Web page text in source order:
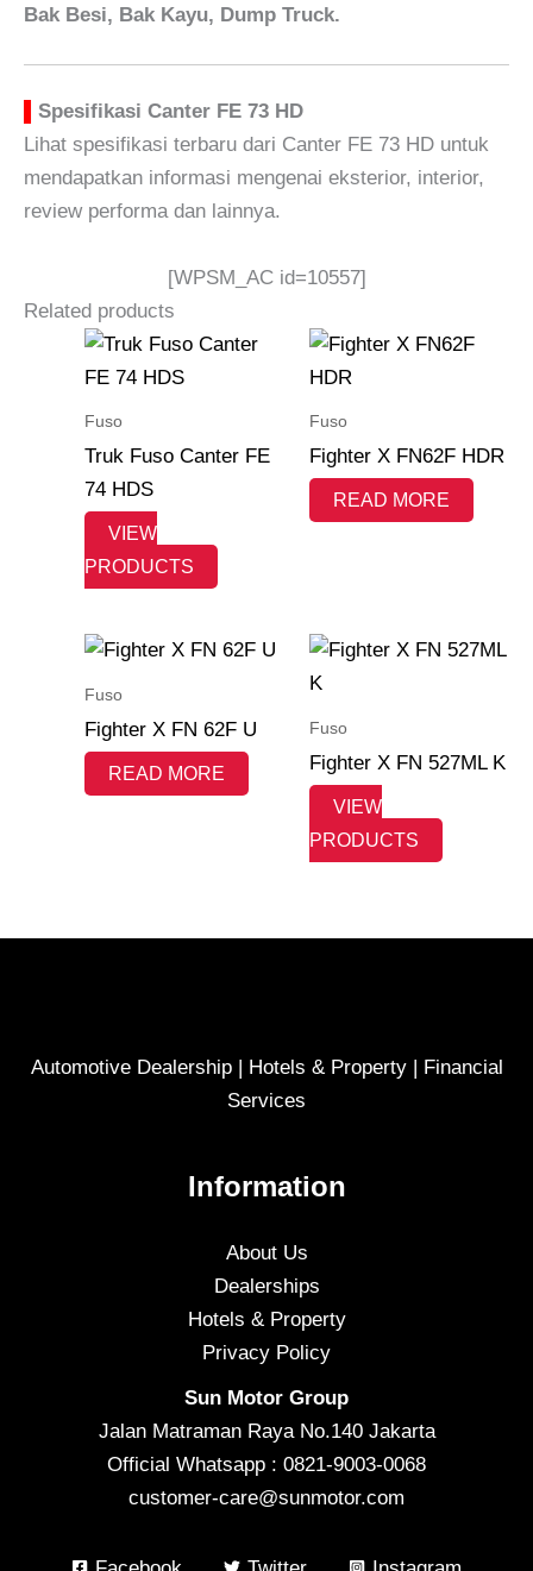
Bak Besi, Bak Kayu, Dump Truck.
Spesifikasi Canter FE 73 HD
Lihat spesifikasi terbaru dari Canter FE 73 HD untuk
mendapatkan informasi mengenai eksterior, interior,
review performa dan lainnya.
[WPSM_AC id=10557]
Related products
Fuso
Truk Fuso Canter FE
74 HDS
VIEW
PRODUCTS
Fuso
Fighter X FN62F HDR
READ MORE
Fuso
Fighter X FN 62F U
READ MORE
Fuso
Fighter X FN 527ML K
VIEW
PRODUCTS
Automotive Dealership | Hotels & Property | Financial
Services
Information
About Us
Dealerships
Hotels & Property
Privacy Policy
Sun Motor Group
Jalan Matraman Raya No.140 Jakarta
Official Whatsapp : 0821-9003-0068
customer-care@sunmotor.com